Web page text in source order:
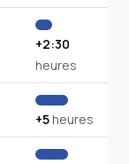
+2:30
heures
+5heures